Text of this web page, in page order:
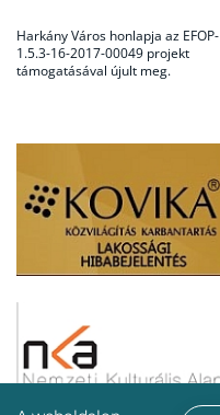
Harkány Város honlapja az EFOP-
1.5.3-16-2017-00049 projekt
támogatásával újult meg.